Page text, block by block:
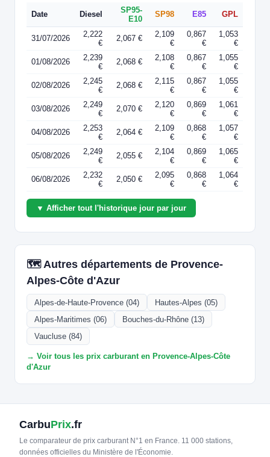
Date Diesel
SP95-
E10
SP98 E85 GPL
31/07/2026
2,222
€
2,067 €
2,109
€
0,867
€
1,053
€
01/08/2026
2,239
€
2,068 €
2,108
€
0,867
€
1,055
€
02/08/2026
2,245
€
2,068 €
2,115
€
0,867
€
1,055
€
03/08/2026
2,249
€
2,070 €
2,120
€
0,869
€
1,061
€
04/08/2026
2,253
€
2,064 €
2,109
€
0,868
€
1,057
€
05/08/2026
2,249
€
2,055 €
2,104
€
0,869
€
1,065
€
06/08/2026
2,232
€
2,050 €
2,095
€
0,868
€
1,064
€
▼ Afficher tout l'historique jour par jour
🗺️ Autres départements de Provence-
Alpes-Côte d'Azur
Alpes-de-Haute-Provence (04)
Hautes-Alpes (05)
Alpes-Maritimes (06)
Bouches-du-Rhône (13)
Vaucluse (84)
→ Voir tous les prix carburant en Provence-Alpes-Côte
d'Azur
CarbuPrix.fr
Le comparateur de prix carburant N°1 en France. 11 000 stations,
données officielles du Ministère de l'Économie.